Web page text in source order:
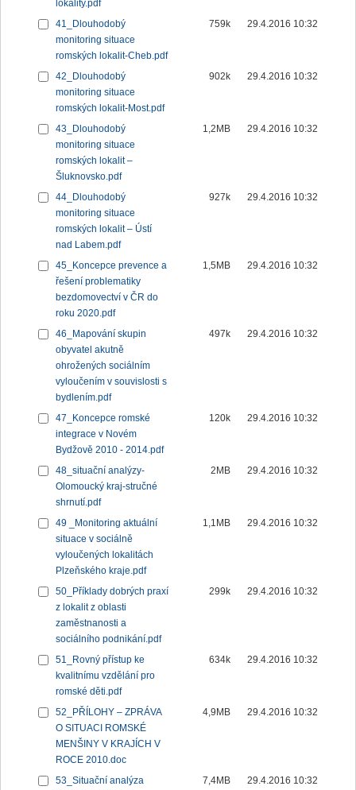
lokality.pdf
41_Dlouhodobý
monitoring situace
romských lokalit-Cheb.pdf
759k 29.4.2016 10:32
42_Dlouhodobý
monitoring situace
romských lokalit-Most.pdf
902k 29.4.2016 10:32
43_Dlouhodobý
monitoring situace
romských lokalit –
Šluknovsko.pdf
1,2MB 29.4.2016 10:32
44_Dlouhodobý
monitoring situace
romských lokalit – Ústí
nad Labem.pdf
927k 29.4.2016 10:32
45_Koncepce prevence a
řešení problematiky
bezdomovectví v ČR do
roku 2020.pdf
1,5MB 29.4.2016 10:32
46_Mapování skupin
obyvatel akutně
ohrožených sociálním
vyloučením v souvislosti s
bydlením.pdf
497k 29.4.2016 10:32
47_Koncepce romské
integrace v Novém
Bydžově 2010 - 2014.pdf
120k 29.4.2016 10:32
48_situační analýzy-
Olomoucký kraj-stručné
shrnutí.pdf
2MB 29.4.2016 10:32
49 _Monitoring aktuální
situace v sociálně
vyloučených lokalitách
Plzeňského kraje.pdf
1,1MB 29.4.2016 10:32
50_Příklady dobrých praxí
z lokalit z oblasti
zaměstnanosti a
sociálního podnikání.pdf
299k 29.4.2016 10:32
51_Rovný přístup ke
kvalitnímu vzdělání pro
romské děti.pdf
634k 29.4.2016 10:32
52_PŘÍLOHY – ZPRÁVA
O SITUACI ROMSKÉ
MENŠINY V KRAJÍCH V
ROCE 2010.doc
4,9MB 29.4.2016 10:32
53_Situační analýza
7,4MB 29.4.2016 10:32